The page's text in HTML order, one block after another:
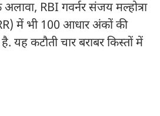
RBI गवर्नर संजय मल्होत्रा
में भी 100 आधार अंकों की
यह कटौती चार बराबर किस्तों में